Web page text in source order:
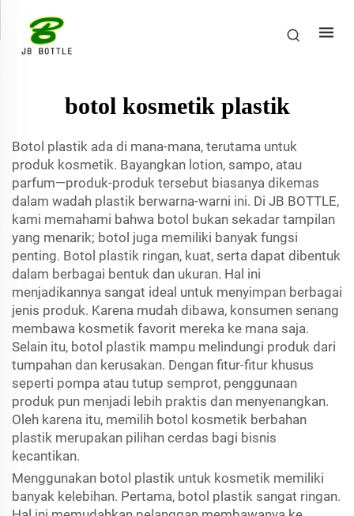
botol kosmetik plastik
Botol plastik ada di mana-mana, terutama untuk
produk kosmetik. Bayangkan lotion, sampo, atau
parfum—produk-produk tersebut biasanya dikemas
dalam wadah plastik berwarna-warni ini. Di JB BOTTLE,
kami memahami bahwa botol bukan sekadar tampilan
yang menarik; botol juga memiliki banyak fungsi
penting. Botol plastik ringan, kuat, serta dapat dibentuk
dalam berbagai bentuk dan ukuran. Hal ini
menjadikannya sangat ideal untuk menyimpan berbagai
jenis produk. Karena mudah dibawa, konsumen senang
membawa kosmetik favorit mereka ke mana saja.
Selain itu, botol plastik mampu melindungi produk dari
tumpahan dan kerusakan. Dengan fitur-fitur khusus
seperti pompa atau tutup semprot, penggunaan
produk pun menjadi lebih praktis dan menyenangkan.
Oleh karena itu, memilih botol kosmetik berbahan
plastik merupakan pilihan cerdas bagi bisnis
kecantikan.
Menggunakan botol plastik untuk kosmetik memiliki
banyak kelebihan. Pertama, botol plastik sangat ringan.